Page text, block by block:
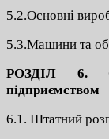
5.2.Основні
5.3.Машини та
РОЗДІЛ 6.
підприємством
6.1. Штатний